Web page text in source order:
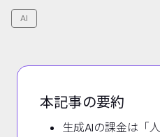
AI
本記事の要約
生成AIの課金は「